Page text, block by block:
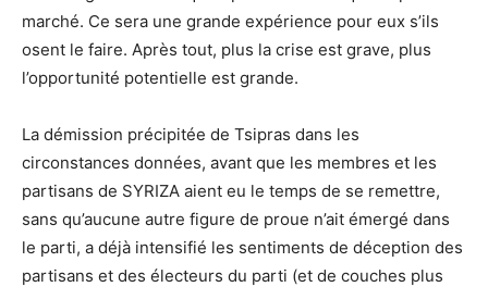
marché. Ce sera une grande expérience pour eux s’ils
osent le faire. Après tout, plus la crise est grave, plus
l’opportunité potentielle est grande.
La démission précipitée de Tsipras dans les
circonstances données, avant que les membres et les
partisans de SYRIZA aient eu le temps de se remettre,
sans qu’aucune autre figure de proue n’ait émergé dans
le parti, a déjà intensifié les sentiments de déception des
partisans et des électeurs du parti (et de couches plus